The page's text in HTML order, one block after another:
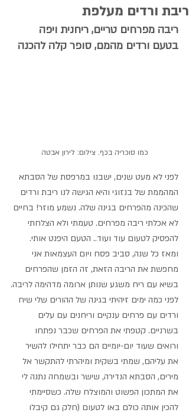
ריבת ורדים מעלפת
ריבה מפרחים טריים, ריחנית ויפה
בטעם ורדים מהמם, סופר קלה להכנה
כמו סוכריה בכף. צילום: לירון אבטה
לפני לא מעט שנים, ישבנו במרפסת של הסבתא
המהממת של בנזוגי והיא הגישה לנו ריבת ורדים
שהכינה מהפרחים בגינה שלה. נשמע מוזר! בחיים
לא אכלתי ריבה מפרחים. טעמתי ולא הצלחתי
להפסיק לטעום עוד ועוד.. הטעם היפנט אותי.
ומאז כל שנה, סביב פסח ויום העצמאות אני
מחפשת את הריבה הזאת, זה הזמן שהפרחים
בשיא עם ריח משגע שנותן ארומה מדהימה לריבה.
לפני כמה ימים זיהיתי בגינה של ההורים שלי שיח
ורדים עם פרחים ענקיים וריחנים עם עלים
בשרניים. קטפתי את הפרחים שכבר נפתחו
ורואים שעוד יום-יומיים הם כבר יתחילו להשיר
את עליהם, שמתי בשקית ומיהרתי להתקשר אל
מירים, הסבתא הנדירה, שישר ובשמחה נתנה לי
את המתכון הפשוט והמוצלח שלה. כשסיימתי
להכין אותה כולם באו לטעום (חלק גם קיבלו